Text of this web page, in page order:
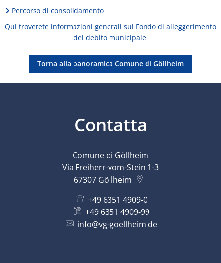
Percorso di consolidamento
Qui troverete informazioni generali sul Fondo di alleggerimento
del debito municipale.
Torna alla panoramica Comune di Göllheim
Contatta
Comune di Göllheim
Via Freiherr-vom-Stein 1-3
67307 Göllheim
+49 6351 4909-0
+49 6351 4909-99
info@vg-goellheim.de